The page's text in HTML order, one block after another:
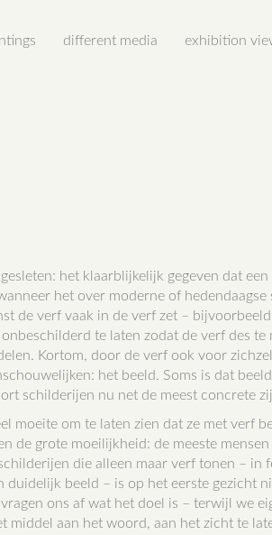
different media exhibition
het klaarblijkelijk gegeven dat
het over moderne of
de verf vaak in de verf zet –
te laten zodat de verf des
Kortom, door de verf ook voor
het beeld. Soms is dat
schilderijen nu net de meest concrete
moeite om te laten zien dat ze met verf
de grote moeilijkheid: de meeste
die alleen maar verf tonen – in
beeld – is op het eerste gezicht
ons af wat het doel is – terwijl we
middel aan het woord, aan het zicht te